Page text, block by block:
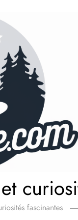
fascinantes